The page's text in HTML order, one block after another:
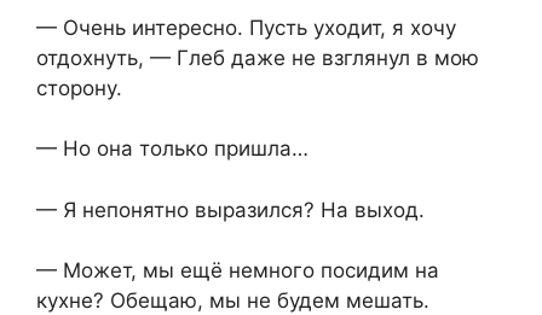
— Очень интересно. Пусть уходит, я хочу
отдохнуть, — Глеб даже не взглянул в мою
сторону.
— Но она только пришла…
— Я непонятно выразился? На выход.
— Может, мы ещё немного посидим на
кухне? Обещаю, мы не будем мешать.